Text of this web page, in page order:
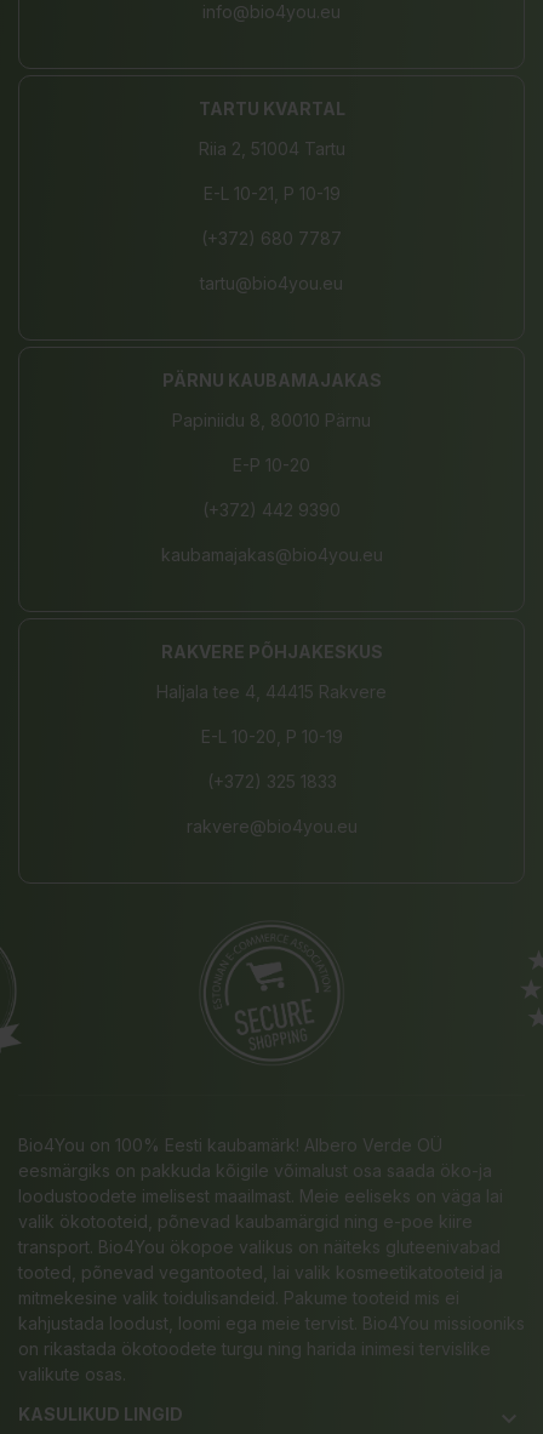
info@bio4you.eu
TARTU KVARTAL
Riia 2, 51004 Tartu
E-L 10-21, P 10-19
(+372) 680 7787
tartu@bio4you.eu
PÄRNU KAUBAMAJAKAS
Papiniidu 8, 80010 Pärnu
E-P 10-20
(+372) 442 9390
kaubamajakas@bio4you.eu
RAKVERE PÕHJAKESKUS
Haljala tee 4, 44415 Rakvere
E-L 10-20, P 10-19
(+372) 325 1833
rakvere@bio4you.eu
Bio4You on 100% Eesti kaubamärk! Albero Verde OÜ
eesmärgiks on pakkuda kõigile võimalust osa saada öko-ja
loodustoodete imelisest maailmast. Meie eeliseks on väga lai
valik ökotooteid, põnevad kaubamärgid ning e-poe kiire
transport. Bio4You ökopoe valikus on näiteks gluteenivabad
tooted, põnevad vegantooted, lai valik kosmeetikatooteid ja
mitmekesine valik toidulisandeid. Pakume tooteid mis ei
kahjustada loodust, loomi ega meie tervist. Bio4You missiooniks
on rikastada ökotoodete turgu ning harida inimesi tervislike
valikute osas.
KASULIKUD LINGID
keyboard_arrow_down